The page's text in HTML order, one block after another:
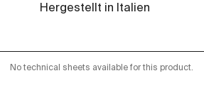
Hergestellt in Italien
No technical sheets available for this product.